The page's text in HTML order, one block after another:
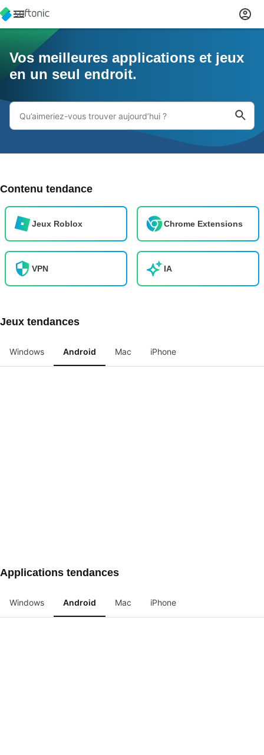
Vos meilleures applications et jeux
en un seul endroit.
Contenu tendance
Jeux Roblox Chrome Extensions
VPN IA
Jeux tendances
Windows Android Mac iPhone
Applications tendances
Windows Android Mac iPhone